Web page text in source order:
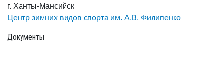
г. Ханты-Мансийск
Центр зимних видов спорта им. А.В. Филипенко
Документы